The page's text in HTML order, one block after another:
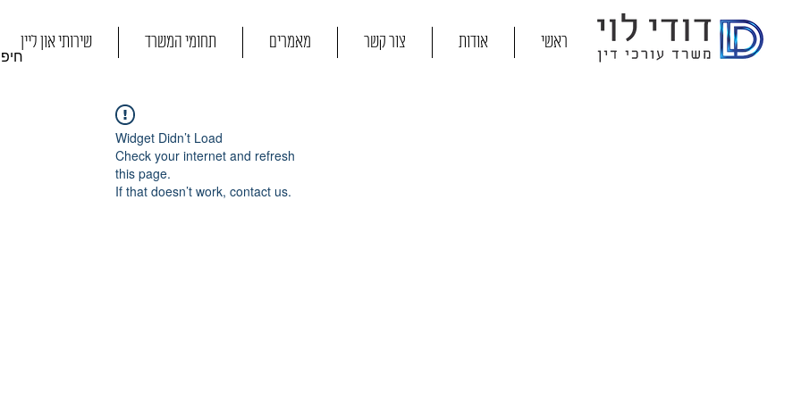
שירותי און ליין תחומי המשרד מאמרים צור קשר אודות ראשי
Widget Didn’t Load
Check your internet and refresh
this page.
If that doesn’t work, contact us.